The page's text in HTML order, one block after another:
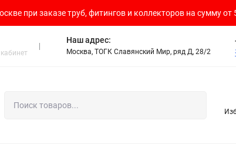
при заказе труб, фитингов и коллекторов на сумму от
Наш адрес:
Москва, ТОГК Славянский Мир, ряд Д, 28/2